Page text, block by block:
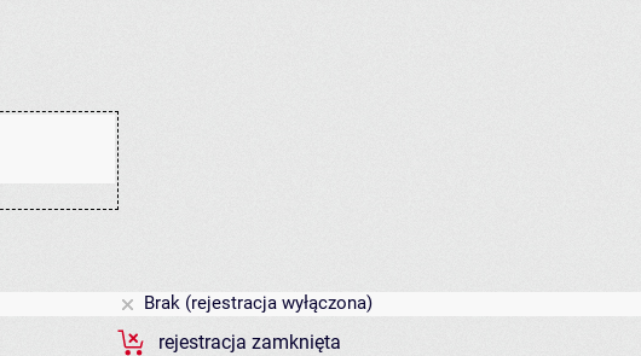
Brak (rejestracja wyłączona)
rejestracja zamknięta